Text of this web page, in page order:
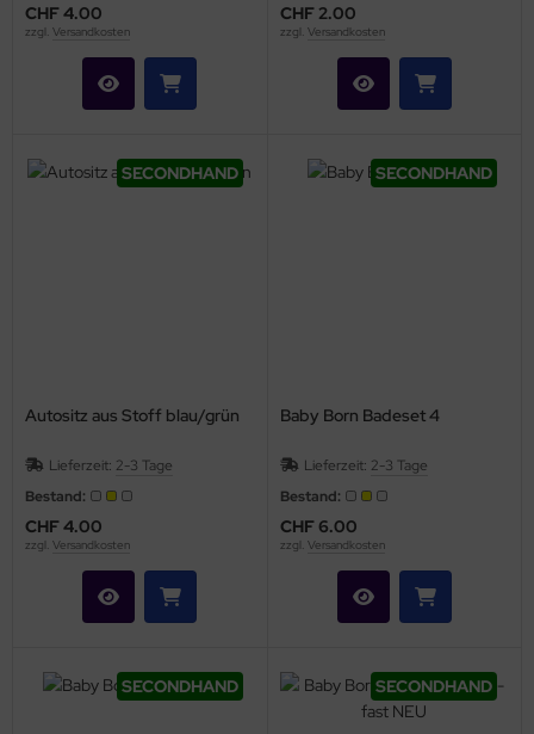
CHF 4.00
zzgl. Versandkosten
CHF 2.00
zzgl. Versandkosten
SECONDHAND
Autositz aus Stoff blau/grün
Lieferzeit: 2-3 Tage
Bestand:
CHF 4.00
zzgl. Versandkosten
SECONDHAND
Baby Born Badeset 4
Lieferzeit: 2-3 Tage
Bestand:
CHF 6.00
zzgl. Versandkosten
SECONDHAND SECONDHAND